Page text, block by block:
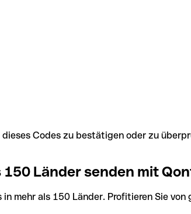
Codes zu bestätigen oder zu
Länder senden mit
mehr als 150 Länder. Profitieren Sie